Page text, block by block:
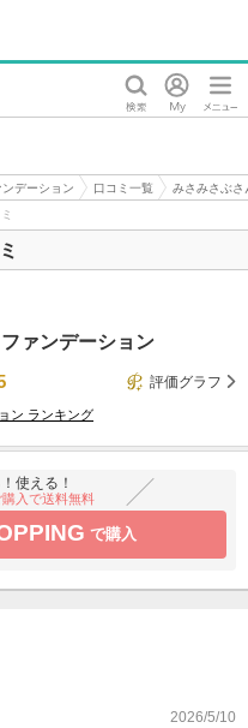
デーション 口コミ一覧
みさみさぶさ
ァンデーション
評価グラフ
ン ランキング
使える！
入で送料無料
で購入
2026/5/10